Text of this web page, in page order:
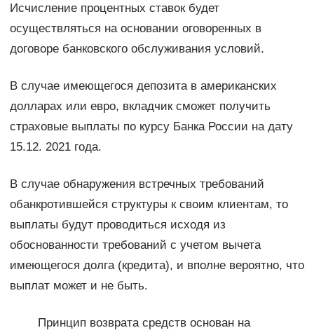
Исчисление процентных ставок будет
осуществляться на основании оговоренных в
договоре банковского обслуживания условий.
В случае имеющегося депозита в американских
долларах или евро, вкладчик сможет получить
страховые выплаты по курсу Банка России на дату
15.12. 2021 года.
В случае обнаружения встречных требований
обанкротившейся структуры к своим клиентам, то
выплаты будут проводиться исходя из
обоснованности требований с учетом вычета
имеющегося долга (кредита), и вполне вероятно, что
выплат может и не быть.
Принцип возврата средств основан на